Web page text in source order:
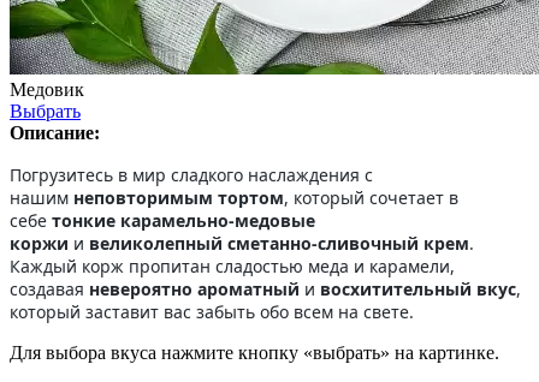
Медовик
Выбрать
Описание:
Погрузитесь в мир сладкого наслаждения с
нашим неповторимым тортом, который сочетает в
себе тонкие карамельно-медовые
коржи и великолепный сметанно-сливочный крем.
Каждый корж пропитан сладостью меда и карамели,
создавая невероятно ароматный и восхитительный вкус,
который заставит вас забыть обо всем на свете.
Для выбора вкуса нажмите кнопку «выбрать» на картинке.